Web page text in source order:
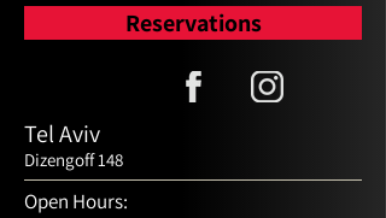
Reservations
Tel Aviv
Dizengoff 148
Open Hours: